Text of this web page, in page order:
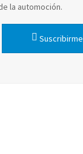
la automoción.
Suscribirme